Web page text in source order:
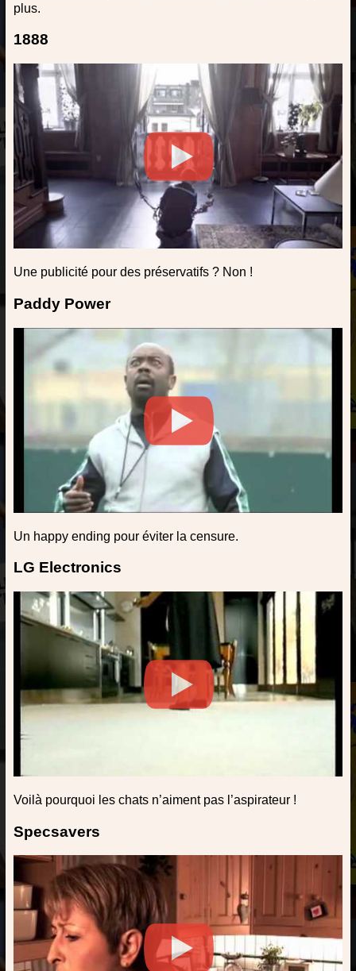
plus.
1888
Une publicité pour des préservatifs ? Non !
Paddy Power
Un happy ending pour éviter la censure.
LG Electronics
Voilà pourquoi les chats n’aiment pas l’aspirateur !
Specsavers